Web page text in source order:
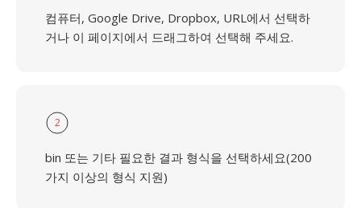
컴퓨터, Google Drive, Dropbox, URL에서 선택하
거나 이 페이지에서 드래그하여 선택해 주세요.
2
bin 또는 기타 필요한 결과 형식을 선택하세요(200
가지 이상의 형식 지원)